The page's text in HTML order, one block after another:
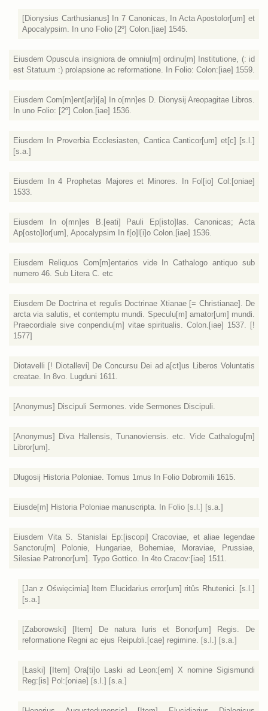
[Dionysius Carthusianus] In 7 Canonicas, In Acta Apostolor[um] et
Apocalypsim. In uno Folio [2º] Colon.[iae] 1545.
Eiusdem Opuscula insigniora de omniu[m] ordinu[m] Institutione, (: id
est Statuum :) prolapsione ac reformatione. In Folio: Colon:[iae] 1559.
Eiusdem Com[m]ent[ar]i[a] In o[mn]es D. Dionysij Areopagitae Libros.
In uno Folio: [2º] Colon.[iae] 1536.
Eiusdem In Proverbia Ecclesiasten, Cantica Canticor[um] et[c] [s.l.]
[s.a.]
Eiusdem In 4 Prophetas Majores et Minores. In Fol[io] Col:[oniae]
1533.
Eiusdem In o[mn]es B.[eati] Pauli Ep[isto]las. Canonicas; Acta
Ap[osto]lor[um], Apocalypsim In f[o]l[i]o Colon.[iae] 1536.
Eiusdem Reliquos Com[m]entarios vide In Cathalogo antiquo sub
numero 46. Sub Litera C. etc
Eiusdem De Doctrina et regulis Doctrinae Xtianae [= Christianae]. De
arcta via salutis, et contemptu mundi. Speculu[m] amator[um] mundi.
Praecordiale sive conpendiu[m] vitae spiritualis. Colon.[iae] 1537. [!
1577]
Diotavelli [! Diotallevi] De Concursu Dei ad a[ct]us Liberos Voluntatis
creatae. In 8vo. Lugduni 1611.
[Anonymus] Discipuli Sermones. vide Sermones Discipuli.
[Anonymus] Diva Hallensis, Tunanoviensis. etc. Vide Cathalogu[m]
Libror[um].
Długosij Historia Poloniae. Tomus 1mus In Folio Dobromili 1615.
Eiusde[m] Historia Poloniae manuscripta. In Folio [s.l.] [s.a.]
Eiusdem Vita S. Stanislai Ep:[iscopi] Cracoviae, et aliae legendae
Sanctoru[m] Polonie, Hungariae, Bohemiae, Moraviae, Prussiae,
Silesiae Patronor[um]. Typo Gottico. In 4to Cracov:[iae] 1511.
[Jan z Oświęcimia] Item Elucidarius error[um] ritûs Rhutenici. [s.l.]
[s.a.]
[Zaborowski] [Item] De natura Iuris et Bonor[um] Regis. De
reformatione Regni ac ejus Reipubli.[cae] regimine. [s.l.] [s.a.]
[Łaski] [Item] Ora[ti]o Laski ad Leon:[em] X nomine Sigismundi
Reg:[is] Pol:[oniae] [s.l.] [s.a.]